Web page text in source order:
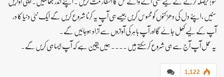
سنیں ،اپنے دل کی دھڑکنوں کو محسوس کریں جیسے ہی آپ یہ کرنا شروع کریں گے ایک نئی دنیا کا در
آپ کے لیے کھل جائے گااور آپ باہر کی آوازوں سے آزاد ہوجائیں گے۔
یہ عمل آپ آج سے ہی شروع کر سکتے ہیں ۔۔۔۔ ہمیں یقین ہے کہ آپ ایسا ہی کریں گے۔
1,122